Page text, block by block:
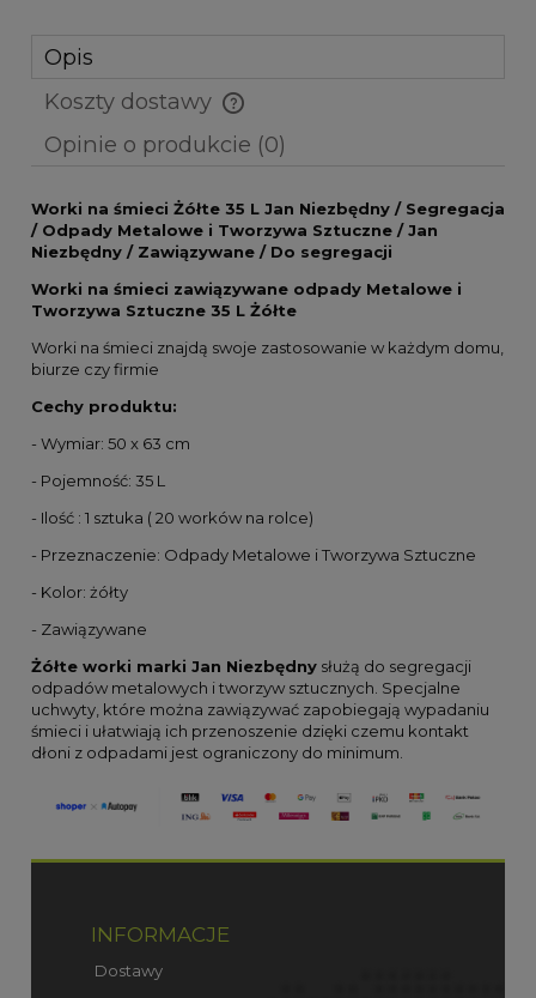
Opis
Koszty dostawy
Cena nie zawiera ewentualnych kosztów płatności
Opinie o produkcie (0)
Worki na śmieci Żółte 35 L Jan Niezbędny / Segregacja
/ Odpady Metalowe i Tworzywa Sztuczne / Jan
Niezbędny / Zawiązywane / Do segregacji
Worki na śmieci zawiązywane odpady Metalowe i
Tworzywa Sztuczne 35 L Żółte
Worki na śmieci znajdą swoje zastosowanie w każdym domu,
biurze czy firmie
Cechy produktu:
- Wymiar: 50 x 63 cm
- Pojemność: 35 L
- Ilość : 1 sztuka ( 20 worków na rolce)
- Przeznaczenie: Odpady Metalowe i Tworzywa Sztuczne
- Kolor: żółty
- Zawiązywane
Żółte worki marki Jan Niezbędny służą do segregacji
odpadów metalowych i tworzyw sztucznych. Specjalne
uchwyty, które można zawiązywać zapobiegają wypadaniu
śmieci i ułatwiają ich przenoszenie dzięki czemu kontakt
dłoni z odpadami jest ograniczony do minimum.
INFORMACJE
Dostawy